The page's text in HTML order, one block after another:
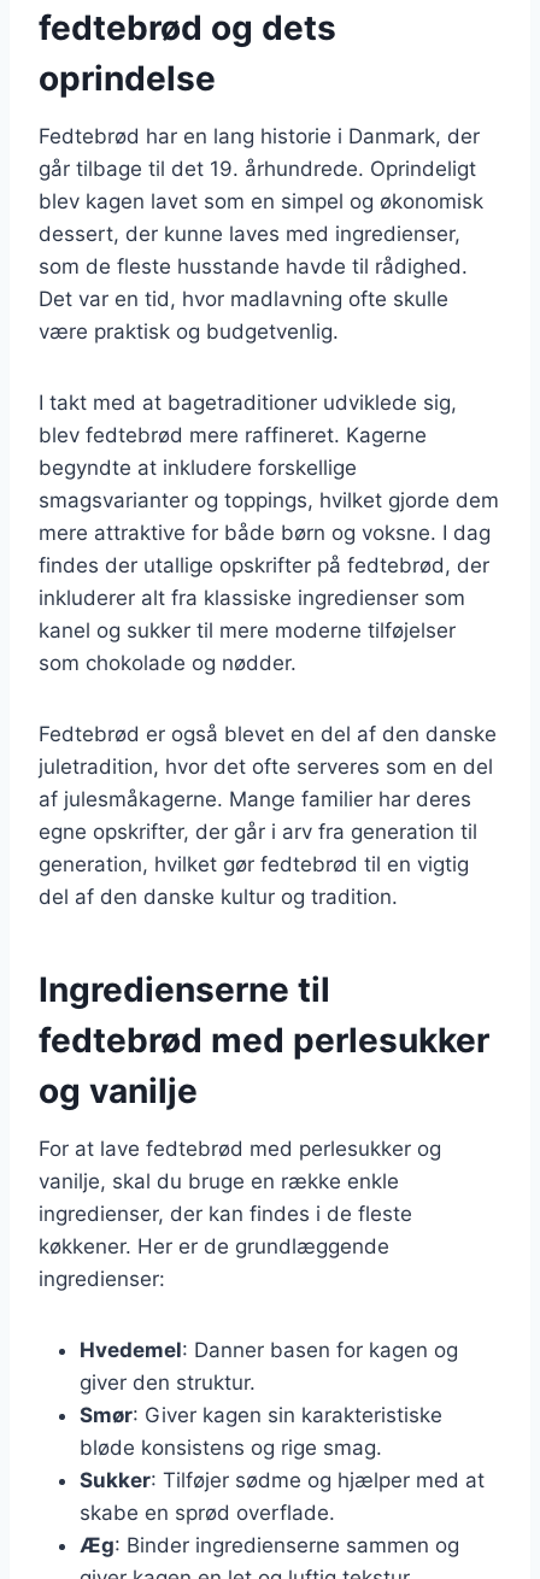
fedtebrød og dets
oprindelse
Fedtebrød har en lang historie i Danmark, der
går tilbage til det 19. århundrede. Oprindeligt
blev kagen lavet som en simpel og økonomisk
dessert, der kunne laves med ingredienser,
som de fleste husstande havde til rådighed.
Det var en tid, hvor madlavning ofte skulle
være praktisk og budgetvenlig.
I takt med at bagetraditioner udviklede sig,
blev fedtebrød mere raffineret. Kagerne
begyndte at inkludere forskellige
smagsvarianter og toppings, hvilket gjorde dem
mere attraktive for både børn og voksne. I dag
findes der utallige opskrifter på fedtebrød, der
inkluderer alt fra klassiske ingredienser som
kanel og sukker til mere moderne tilføjelser
som chokolade og nødder.
Fedtebrød er også blevet en del af den danske
juletradition, hvor det ofte serveres som en del
af julesmåkagerne. Mange familier har deres
egne opskrifter, der går i arv fra generation til
generation, hvilket gør fedtebrød til en vigtig
del af den danske kultur og tradition.
Ingredienserne til
fedtebrød med perlesukker
og vanilje
For at lave fedtebrød med perlesukker og
vanilje, skal du bruge en række enkle
ingredienser, der kan findes i de fleste
køkkener. Her er de grundlæggende
ingredienser:
Hvedemel: Danner basen for kagen og
giver den struktur.
Smør: Giver kagen sin karakteristiske
bløde konsistens og rige smag.
Sukker: Tilføjer sødme og hjælper med at
skabe en sprød overflade.
Æg: Binder ingredienserne sammen og